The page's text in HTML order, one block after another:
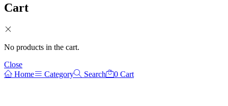
Cart
No products in the cart.
Close
Home
Category Search 0 Cart